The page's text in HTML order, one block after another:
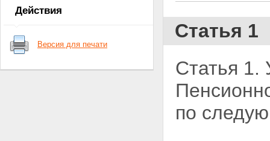
Действия
Версия для печати
Статья 1
Статья 1.
по